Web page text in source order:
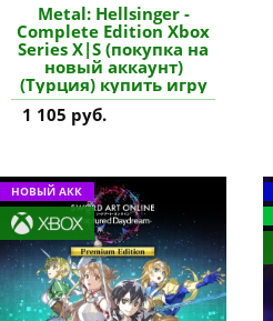
Metal: Hellsinger -
Complete Edition Xbox
Series X|S (покупка на
новый аккаунт)
(Турция) купить игру
1 105 руб.
НОВЫЙ АКК